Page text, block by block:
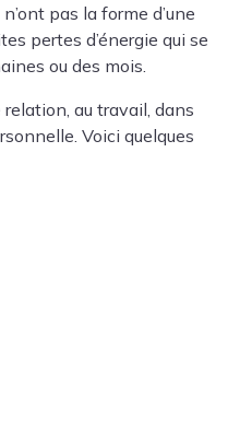
pas la forme d’une
pertes d’énergie qui se
ou des mois.
au travail, dans
Voici quelques